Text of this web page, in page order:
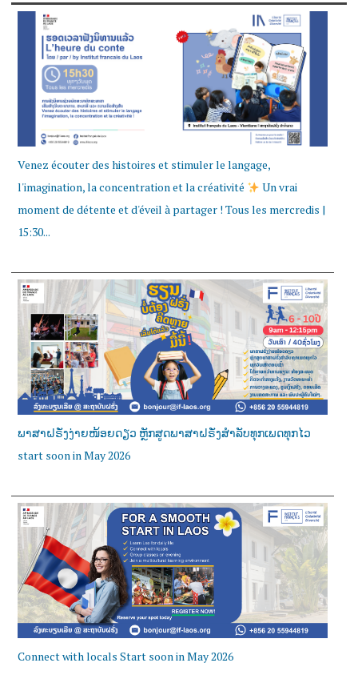
Venez écouter des histoires et stimuler le langage,
l'imagination, la concentration et la créativité
Un vrai
moment de détente et d'éveil à partager ! Tous les mercredis |
15:30...
ພາສາຝຣັ່ງງ່າຍໜ້ອຍດຽວ ຫຼັກສູດພາສາຝຣັ່ງສໍາລັບທຸກເພດທຸກໄວ
start soon in May 2026
Connect with locals Start soon in May 2026